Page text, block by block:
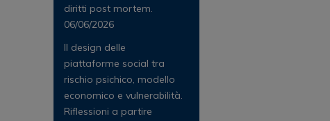
diritti post mortem.
06/06/2026
Il design delle
piattaforme social tra
rischio psichico, modello
economico e vulnerabilità.
Riflessioni a partire